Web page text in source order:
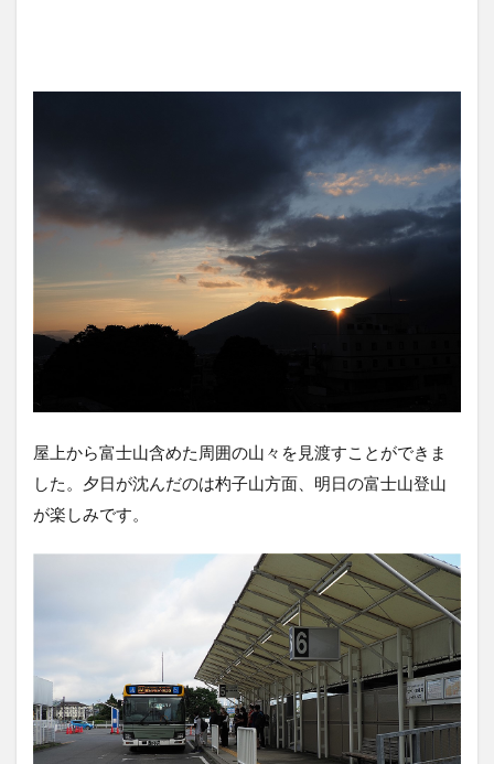
屋上から富士山含めた周囲の山々を見渡すことができま
した。夕日が沈んだのは杓子山方面、明日の富士山登山
が楽しみです。